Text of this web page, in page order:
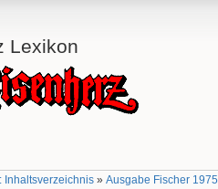
Lexikon
Inhaltsverzeichnis »Ausgabe Fischer 1975